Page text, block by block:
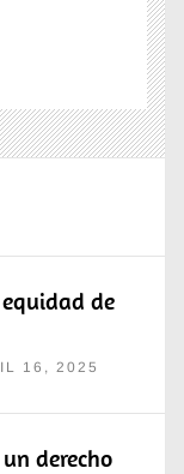
de
16, 2025
derecho